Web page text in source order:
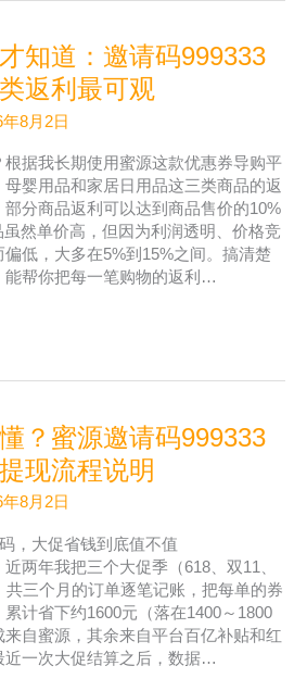
知道：邀请码999333
返利最可观
年8月2日
据我长期使用蜜源这款优惠券导购平
婴用品和家居日用品这三类商品的返
分商品返利可以达到商品售价的10%
然单价高，但因为利润透明、价格竞
低，大多在5%到15%之间。搞清楚
能帮你把每一笔购物的返利…
？蜜源邀请码999333
现流程说明
8月2日
，大促省钱到底值不值
两年我把三个大促季（618、双11、
共三个月的订单逐笔记账，把每单的券
计省下约1600元（落在1400～1800
自蜜源，其余来自平台百亿补贴和红
近一次大促结算之后，数据…